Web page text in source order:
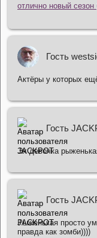
отлично новый сезон
Гость
Актёры у которых
Гость
Эх девочка
Гость
Рыженькая просто
правда как зомби))))